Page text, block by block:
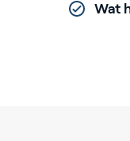
Wat